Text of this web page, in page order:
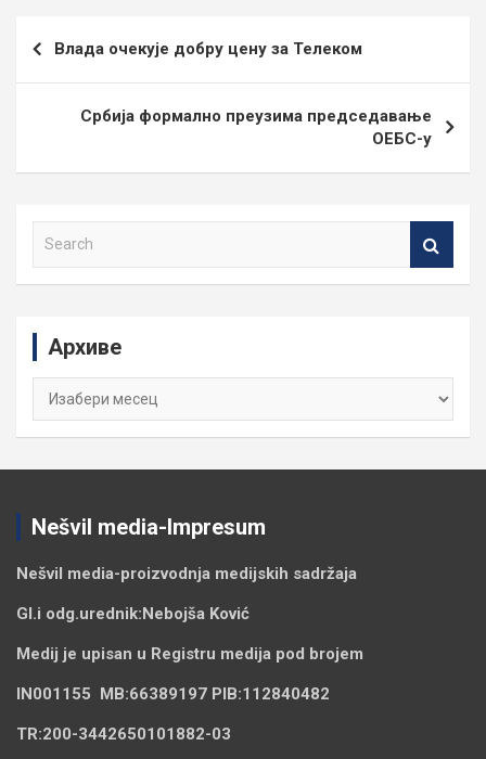
чланка
Влада очекује добру цену за Телеком
Србија формално преузима председавање
ОЕБС-у
Архиве
Архиве
Nešvil media-Impresum
Nešvil media-proizvodnja medijskih sadržaja
Gl.i odg.urednik:Nebojša Ković
Medij je upisan u Registru medija pod brojem
IN001155 MB:66389197 PIB:112840482
TR:200-3442650101882-03